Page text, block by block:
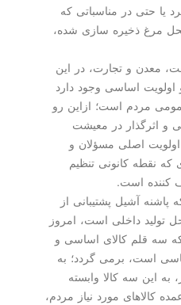
در مناسباتی كه
ذخیره سازی شده،
و تجارت، در این
وجود دارد
است؛ ازاین رو
در معیشت
مسؤلان و
كانونی تنظیم
است.
پشتیبانی از
داخلی است، امروز
كالای اساسی و
برمی گردد؛ به
سه كالا وابسته
مورد نیاز مردم،